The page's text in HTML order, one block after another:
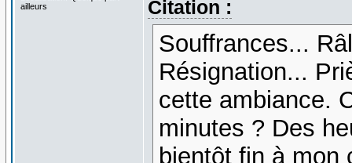
ailleurs
Citation :
Souffrances...
Résignation...
cette ambiance.
minutes ? Des
bientôt fin à mon